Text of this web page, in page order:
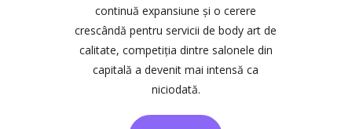
continuă expansiune și o cerere
crescândă pentru servicii de body art de
calitate, competiția dintre salonele din
capitală a devenit mai intensă ca
niciodată.